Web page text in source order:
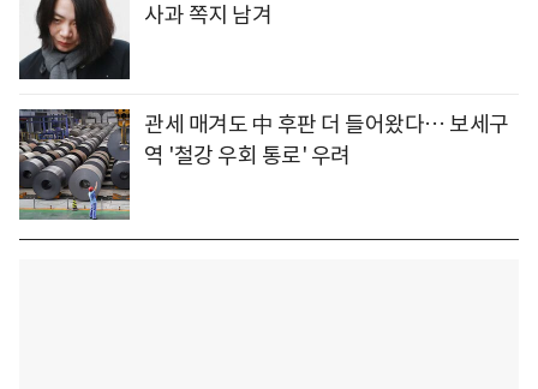
사과 쪽지 남겨
관세 매겨도 中 후판 더 들어왔다… 보세구
역 '철강 우회 통로' 우려